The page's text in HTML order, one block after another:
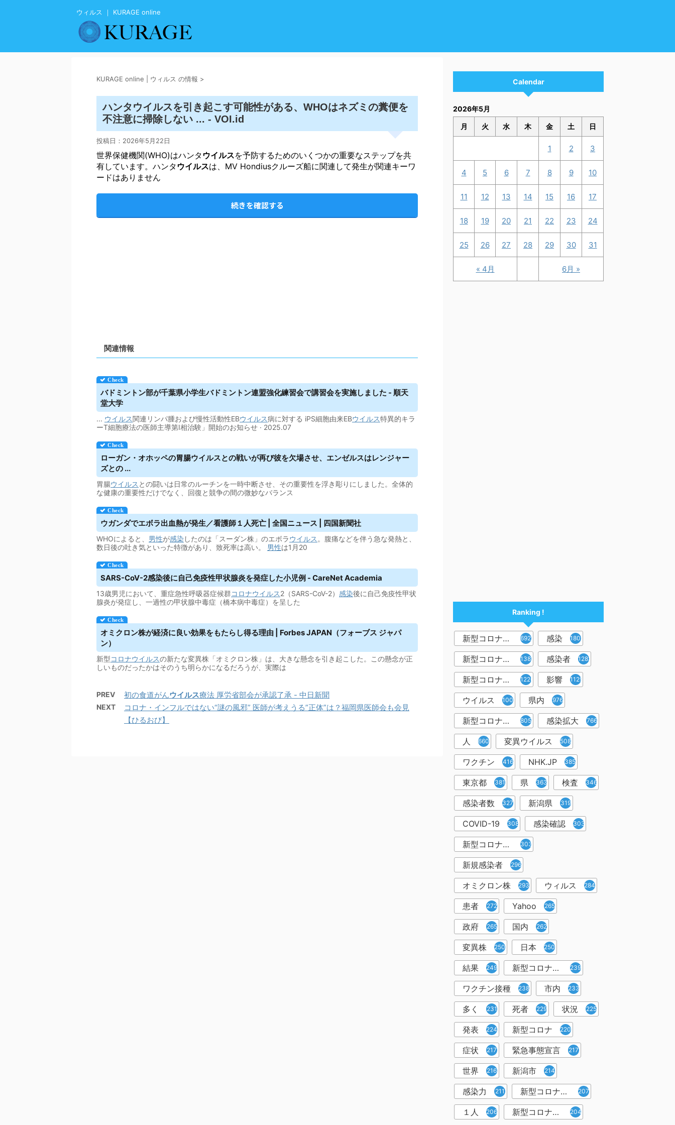
ウィルス ｜ KURAGE online
KURAGE online | ウィルス の情報 >
ハンタウイルスを引き起こす可能性がある、WHOはネズミの糞便を
不注意に掃除しない ... - VOI.id
投稿日： 2026年5月22日
世界保健機関(WHO)はハンタ ウイルスを予防するためのいくつかの重要なステップを共
有しています。ハンタ ウイルスは、MV Hondiusクルーズ船に関連して発生が関連キーワ
ードはありません
続きを確認する
関連情報
バドミントン部が千葉県小学生バドミントン連盟強化練習会で講習会を実施しました - 順天
堂大学
... ウイルス関連リンパ腫および慢性活動性EBウイルス病に対する iPS細胞由来EBウイルス特異的キラ
ーT細胞療法の医師主導第I相治験」開始のお知らせ · 2025.07
ローガン・オホッペの胃腸ウイルスとの戦いが再び彼を欠場させ、エンゼルスはレンジャー
ズとの ...
胃腸ウイルス との闘いは日常のルーチンを一時中断させ、その重要性を浮き彫りにしました。全体的
な健康の重要性だけでなく、回復と競争の間の微妙なバランス
ウガンダでエボラ出血熱が発生／看護師１人死亡 | 全国ニュース | 四国新聞社
WHOによると、 男性が感染 したのは「スーダン株」のエボラウイルス 。腹痛などを伴う急な発熱と、
数日後の吐き気といった特徴があり、致死率は高い。 男性は1月20
SARS-CoV-2感染後に自己免疫性甲状腺炎を発症した小児例 - CareNet Academia
13歳男児において、重症急性呼吸器症候群コロナウイルス2（SARS-CoV-2） 感染後に自己免疫性甲状
腺炎が発症し、一過性の甲状腺中毒症（橋本病中毒症）を呈した
オミクロン株が経済に良い効果をもたらし得る理由 | Forbes JAPAN（フォーブス ジャパ
ン）
新型コロナウイルスの新たな変異株「オミクロン株」は、大きな懸念を引き起こした。この懸念が正
しいものだったかはそのうち明らかになるだろうが、実際は
PREV 初の食道がんウイルス療法 厚労省部会が承認了承 - 中日新聞
NEXT
コロナ・インフルではない“謎の風邪” 医師が考えうる”正体”は？福岡県医師会も会見
【ひるおび】
Calendar
2026年5月
月 火 水 木 金 土 日
« 4月 6月 »
1 2 3
4 5 6 7 8 9 10
11 12 13 14 15 16 17
18 19 20 21 22 23 24
25 26 27 28 29 30 31
Ranking !
新型コロナウイルス 6921 感染 1809
新型コロナウィルス 1382 感染者 1283
新型コロナウイルス感染症 1226 影響 1129
ウイルス 1001 県内 976
新型コロナウイルス感染 805 感染拡大 766
人 660 変異ウイルス 508
ワクチン 416 NHK.JP 385
東京都 381 県 363 検査 346
感染者数 327 新潟県 319
COVID-19 308 感染確認 303
新型コロナウィルス感染症 303
新規感染者 296
オミクロン株 293 ウィルス 284
患者 272 Yahoo 265
政府 265 国内 262
変異株 250 日本 250
結果 249 新型コロナウイルスワクチン 239
ワクチン接種 238 市内 233
多く 231 死者 229 状況 225
発表 224 新型コロナ 220
症状 217 緊急事態宣言 217
世界 216 新潟市 214
感染力 211 新型コロナウイルス感染者 207
１人 206 新型コロナウイルス対策 204